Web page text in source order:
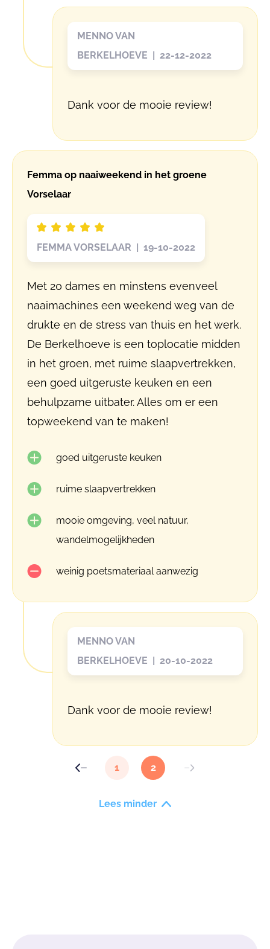
MENNO VAN
BERKELHOEVE | 22-12-2022
Dank voor de mooie review!
Femma op naaiweekend in het groene
Vorselaar
FEMMA VORSELAAR | 19-10-2022
Met 20 dames en minstens evenveel
naaimachines een weekend weg van de
drukte en de stress van thuis en het werk.
De Berkelhoeve is een toplocatie midden
in het groen, met ruime slaapvertrekken,
een goed uitgeruste keuken en een
behulpzame uitbater. Alles om er een
topweekend van te maken!
goed uitgeruste keuken
ruime slaapvertrekken
mooie omgeving, veel natuur,
wandelmogelijkheden
weinig poetsmateriaal aanwezig
MENNO VAN
BERKELHOEVE | 20-10-2022
Dank voor de mooie review!
1 2
Lees minder